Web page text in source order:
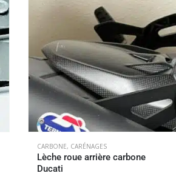
CARBONE, CARÉNAGES
Lèche roue arrière carbone
Ducati